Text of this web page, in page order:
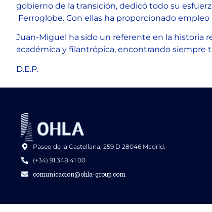
gobierno de la transición, dedicó todo su
Ferroglobe. Con ellas ha proporcionado
Juan-Miguel ha sido un referente en la historia
académica y filantrópica, encontrando siempre
D.E.P.
Paseo de la Castellana, 259 D 28046 Madrid.
(+34) 91 348 41 00
comunicacion@ohla-group.com